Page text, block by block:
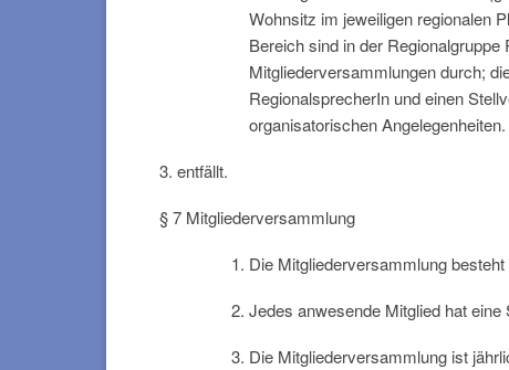
Wohnsitz im jeweiligen regionalen
Bereich sind in der
Mitgliederversammlungen durch;
RegionalsprecherIn und einen
organisatorischen Angelegenheiten.
3. entfällt.
§ 7 Mitgliederversammlung
Die Mitgliederversammlung
Jedes anwesende Mitglied hat eine
Die Mitgliederversammlung ist